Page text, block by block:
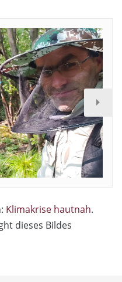
Klimakrise hautnah.
dieses Bildes